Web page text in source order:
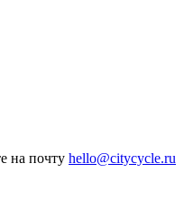
на почту hello@citycycle.ru